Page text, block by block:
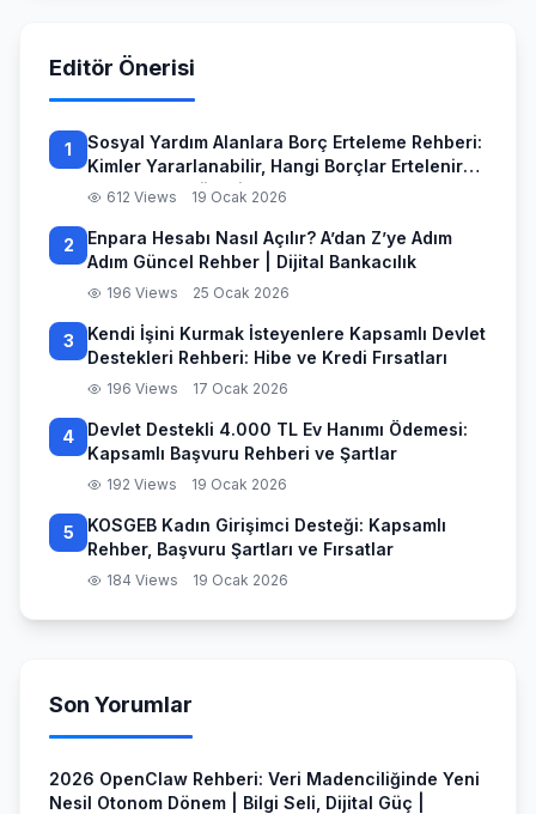
Editör Önerisi
1
Sosyal Yardım Alanlara Borç Erteleme Rehberi:
Kimler Yararlanabilir, Hangi Borçlar Ertelenir
ve Başvuru Süreci
612 Views 19 Ocak 2026
2
Enpara Hesabı Nasıl Açılır? A’dan Z’ye Adım
Adım Güncel Rehber | Dijital Bankacılık
196 Views 25 Ocak 2026
3
Kendi İşini Kurmak İsteyenlere Kapsamlı Devlet
Destekleri Rehberi: Hibe ve Kredi Fırsatları
196 Views 17 Ocak 2026
4
Devlet Destekli 4.000 TL Ev Hanımı Ödemesi:
Kapsamlı Başvuru Rehberi ve Şartlar
192 Views 19 Ocak 2026
5
KOSGEB Kadın Girişimci Desteği: Kapsamlı
Rehber, Başvuru Şartları ve Fırsatlar
184 Views 19 Ocak 2026
Son Yorumlar
2026 OpenClaw Rehberi: Veri Madenciliğinde Yeni
Nesil Otonom Dönem | Bilgi Seli, Dijital Güç |